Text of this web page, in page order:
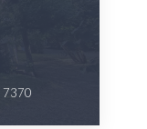
7370